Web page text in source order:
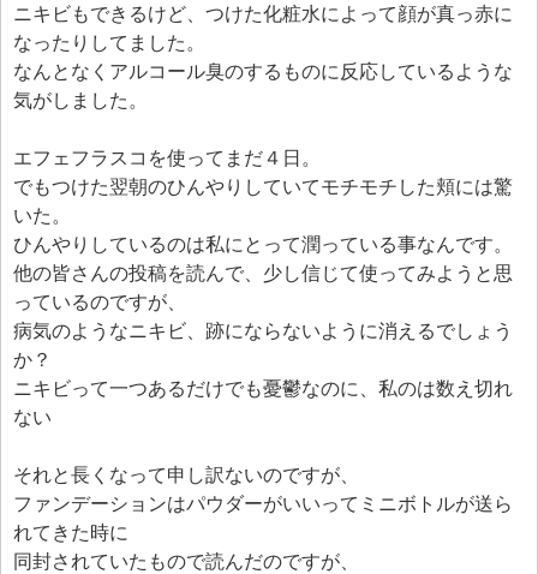
ニキビもできるけど、つけた化粧水によって顔が真っ赤に
なったりしてました。
なんとなくアルコール臭のするものに反応しているような
気がしました。
エフェフラスコを使ってまだ４日。
でもつけた翌朝のひんやりしていてモチモチした頬には驚
いた。
ひんやりしているのは私にとって潤っている事なんです。
他の皆さんの投稿を読んで、少し信じて使ってみようと思
っているのですが、
病気のようなニキビ、跡にならないように消えるでしょう
か？
ニキビって一つあるだけでも憂鬱なのに、私のは数え切れ
ない
それと長くなって申し訳ないのですが、
ファンデーションはパウダーがいいってミニボトルが送ら
れてきた時に
同封されていたもので読んだのですが、